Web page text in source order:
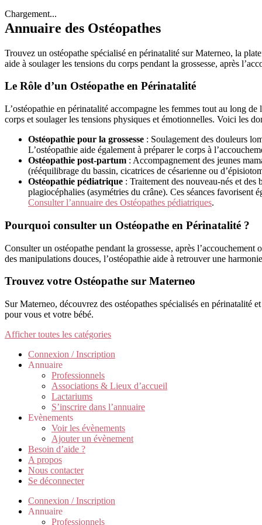
Chargement...
Annuaire des Ostéopathes
Trouvez un ostéopathe spécialisé en périnatalité sur Materneo, la
aide à soulager les tensions du corps pendant la grossesse, après
Le Rôle d’un Ostéopathe en Périnatalité
L’ostéopathie en périnatalité accompagne les femmes tout au long
corps et soulager les tensions physiques et émotionnelles. Voici les
Ostéopathie pour la grossesse : Soulagement des douleurs
L’ostéopathie aide également à préparer le corps à
Ostéopathie post-partum : Accompagnement des jeunes
(rééquilibrage du bassin, cicatrices de césarienne ou
Ostéopathie pédiatrique : Traitement des nouveau-nés et
plagiocéphalies (asymétries du crâne). Ces séances favorisent
Consulter l’annuaire des Ostéopathes pédiatriques.
Pourquoi consulter un Ostéopathe en Périnatalité ?
Consulter un ostéopathe pendant la grossesse, après
des manipulations douces, l’ostéopathie aide à retrouver une
Trouvez votre Ostéopathe sur Materneo
Sur Materneo, découvrez des ostéopathes spécialisés en périnatalité
pour vous et votre bébé.
Afficher toutes les catégories
Connexion / Inscription
Annuaire
Professionnels
Associations & Lieux d’accueil
Lactariums
S’inscrire dans l’annuaire
Evènements
Voir les évènements
Ajouter un évènement
Besoin d’aide ?
A propos
Nous contacter
Se déconnecter
Connexion / Inscription
Annuaire
Professionnels